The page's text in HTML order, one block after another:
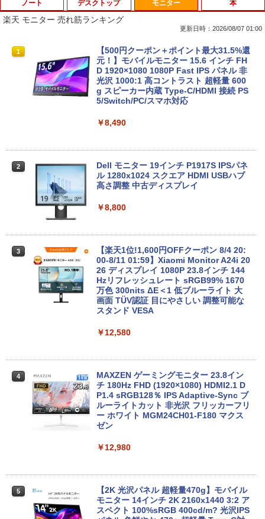
ノート
1
中古ノートパソコン 新生活セット 2026
Windows11搭載 Office付き 15.6型 大手
メーカー 第6〜8世代 Core i3/i5 メモリ8
GB SSD最大1TB 高速SSD搭載 初期設定
済み テレワーク応援 在宅勤務 学生向け
FU25-repc ノートPC 中古パソコン
￥13,900
2
＼8月限定エントリーでP10倍／【中古】
ノートパソコン windows11 office付き
Lenovo レノボ ThinkPad L390 20NSS2
SD256GB 整備済み品 pc win11 os 中古
￥22,770
ノートパソコン Surface Pro 5 高性能第
7世代Core i5-7300U WEBカメラ内蔵 Wi
ndows 11 Pro MS 0ffice 2024選択可 1
P Bluetooth SurfaceConnect USB3.0
MS Office 2024 H&B 搭載｜中古ノート
パソコン Windows11 Office付｜Dynab
ook B55M Core i5 第8世代 8265U メモ
リ 8GB SSD 256GB 15.6型 WEBカメラ
無線マウス セキュリティソフト 無料プレ
￥29,800
デスクトップ
1
【訳あり品】中古パソコン | NEC | Mate
MKM34B-1 | Windows11 | デスクトップ
| 一年保証 | 第7世代 | Core i5 7500 3.4
(〜最大3.8)GHz | MEM:8GB | SSD:256G
B | DVD-ROM | 無線LAN:あり | Win11Pr
o64bit
￥10,000
2
【マラソンセール期間中ポイント5倍】中
古デスクトップパソコン 第8世代 Core i5
Windows11 高速SSD128GB メモリ8GB
ion P330 初期設定済 すぐ使える 90日保
￥12,980
【エントリーでポイント100％還元のチ
ャンス】GMKtec ミニpc G3S【Intel N9
5 DDR4 8GB 256GB/512GB SSD】 4コ
ア 4スレッド mini pc Windows11 Pro
ミニパソコン 2画面 超静音 超軽量 高性
￥51,505
【中古】HP Pro Mini 400 G9 Core i5-12
500T メモリ16GB SSD256GB Windows
【展示品・代引不可】 富士通 FUJITSU
デスクトップPC FMV Desktop Fシリー
モニター
楽天 モニター 売れ筋ランキング
更新日時：2026/08/07 01:00
1
【500円クーポン＋ポイント最大31.5%還
元！】モバイルモニター 15.6 インチ FH
D 1920×1080 1080P Fast IPS パネル 非
光沢 1000:1 高コントラスト 超軽量 600
g スピーカー内蔵 Type-C/HDMI 接続 PS
5/Switch/PC/スマホ対応
￥8,490
2
Dell モニター 19インチ P1917S IPSパネ
ル 1280x1024 スクエア HDMI USBハブ
高さ調整 中古ディスプレイ
￥8,800
3
【楽天1位!1,600円OFFクーポン 8/4 20:
00-8/11 01:59】Xiaomi Monitor A24i 20
26 ディスプレイ 1080P 23.8インチ 144
Hzリフレッシュレート sRGB99% 1670
万色 300nits ΔE＜1 低ブルーライト 大
画面 TÜV認証 目にやさしい 調整可能な
スタンド VESA
￥12,580
4
MAXZEN ゲーミングモニター 23.8イン
チ 180Hz FHD (1920×1080) HDMI2.1 D
P1.4 sRGB128％ IPS Adaptive-Sync ブ
ルーライトカット 非光沢 フリッカーフリ
ー ホワイト MGM24CH01-F180 マクス
ゼン
￥12,980
5
【2K 光沢パネル 超軽量470g】モバイル
モニター 14インチ 2K 2160x1440 3:2 ア
スペクト 100%sRGB 400cd/m? 光沢IPS
本